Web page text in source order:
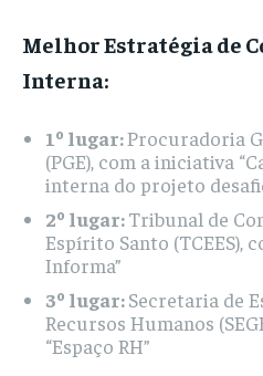
Melhor Estratégia de
Interna:
1º lugar:Procuradoria
(PGE), com a iniciativa
interna do projeto
2º lugar:Tribunal de
Espírito Santo (TCEES),
Informa”
3º lugar:Secretaria de
Recursos Humanos
“Espaço RH”